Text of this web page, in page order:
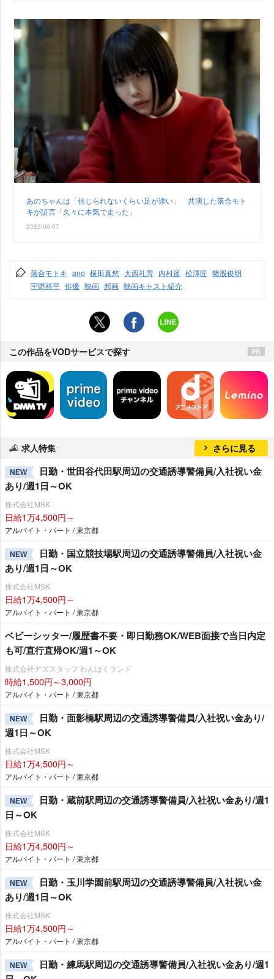
あのちゃんは「信じられないくらい足が速い」 共演した落合モト
キが証言「久々に本気で走った」
2023-06-07
落合モトキ ano 横田真悠 大西礼芳 内村遥 松澤匠 猪股俊明
宇野祥平 俳優 映画 邦画 映画キャスト紹介
この作品をVODサービスで探す
求人特集 さらに見る
NEW
日勤・世田谷代田駅周辺の交通誘導警備員/入社祝い金
あり/週1日～OK
株式会社MSK
日給1万4,500円～
アルバイト・パート / 東京都
NEW
日勤・国立競技場駅周辺の交通誘導警備員/入社祝い金
あり/週1日～OK
株式会社MSK
日給1万4,500円～
アルバイト・パート / 東京都
ベビーシッター/履歴書不要・即日勤務OK/WEB面接で当日内定
も可/直行直帰OK/週1～OK
株式会社アズスタッフ わんぱくランド
時給1,500円～3,000円
アルバイト・パート / 東京都
NEW
日勤・面影橋駅周辺の交通誘導警備員/入社祝い金あり/
週1日～OK
株式会社MSK
日給1万4,500円～
アルバイト・パート / 東京都
NEW
日勤・蔵前駅周辺の交通誘導警備員/入社祝い金あり/週1
日～OK
株式会社MSK
日給1万4,500円～
アルバイト・パート / 東京都
NEW
日勤・玉川学園前駅周辺の交通誘導警備員/入社祝い金
あり/週1日～OK
株式会社MSK
日給1万4,500円～
アルバイト・パート / 東京都
NEW
日勤・練馬駅周辺の交通誘導警備員/入社祝い金あり/週1